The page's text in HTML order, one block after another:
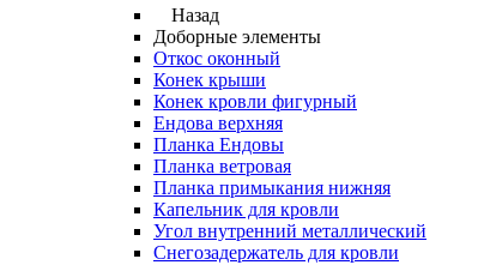
Назад
Доборные элементы
Откос оконный
Конек крыши
Конек кровли фигурный
Ендова верхняя
Планка Ендовы
Планка ветровая
Планка примыкания нижняя
Капельник для кровли
Угол внутренний металлический
Снегозадержатель для кровли